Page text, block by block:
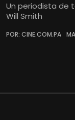
Un periodista de
Will Smith
POR: CINE.COM.PA